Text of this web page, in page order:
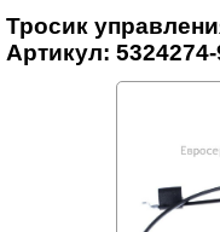
Тросик
Артикул: